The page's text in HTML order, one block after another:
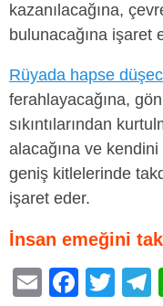
kazanılacağına,
bulunacağına işaret
Rüyada hapse
ferahlayacağına,
sıkıntılarından
alacağına ve
geniş kitlelerinde
işaret eder.
İnsan emeğini
E
F
T